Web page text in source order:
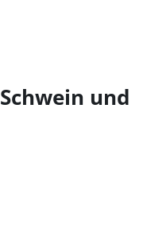
und